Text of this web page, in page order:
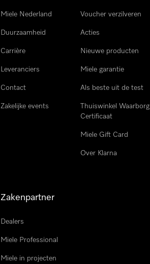
Miele Nederland
Duurzaamheid
Carrière
Leveranciers
Contact
Zakelijke events
Voucher verzilveren
Acties
Nieuwe producten
Miele garantie
Als beste uit de test
Thuiswinkel Waarborg
Certificaat
Miele Gift Card
Over Klarna
Zakenpartner
Dealers
Miele Professional
Miele in projecten